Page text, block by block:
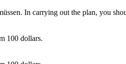
In carrying out the plan, you
100 dollars.